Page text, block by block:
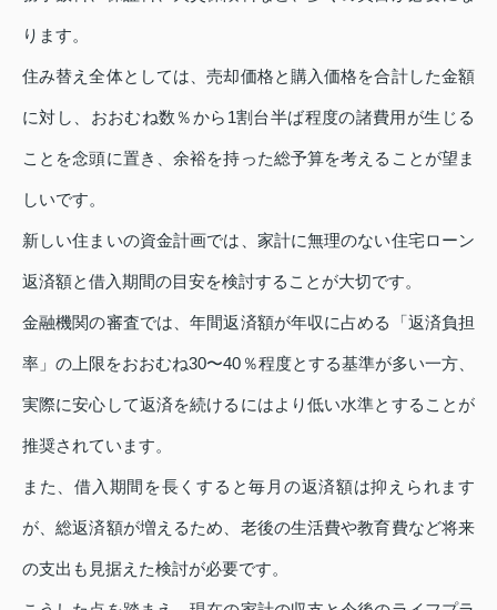
ります。
住み替え全体としては、売却価格と購入価格を合計した金額
に対し、おおむね数％から1割台半ば程度の諸費用が生じる
ことを念頭に置き、余裕を持った総予算を考えることが望ま
しいです。
新しい住まいの資金計画では、家計に無理のない住宅ローン
返済額と借入期間の目安を検討することが大切です。
金融機関の審査では、年間返済額が年収に占める「返済負担
率」の上限をおおむね30〜40％程度とする基準が多い一方、
実際に安心して返済を続けるにはより低い水準とすることが
推奨されています。
また、借入期間を長くすると毎月の返済額は抑えられます
が、総返済額が増えるため、老後の生活費や教育費など将来
の支出も見据えた検討が必要です。